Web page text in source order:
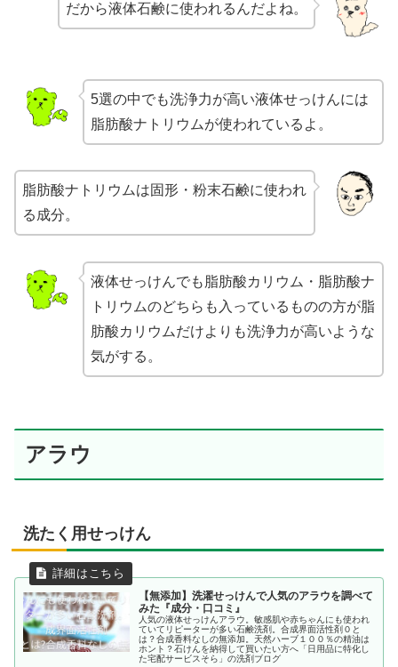
だから液体石鹸に使われるんだよね。
5選の中でも洗浄力が高い液体せっけんには
脂肪酸ナトリウムが使われているよ。
脂肪酸ナトリウムは固形・粉末石鹸に使われ
る成分。
液体せっけんでも脂肪酸カリウム・脂肪酸ナ
トリウムのどちらも入っているものの方が脂
肪酸カリウムだけよりも洗浄力が高いような
気がする。
アラウ
洗たく用せっけん
【無添加】洗濯せっけんで人気のアラウを調べて
みた『成分・口コミ』
人気の液体せっけんアラウ。敏感肌や赤ちゃんにも使われ
ていてリピーターが多い石鹸洗剤。合成界面活性剤０と
は？合成香料なしの無添加。天然ハーブ１００％の精油は
ホント？石けんを納得して買いたい方へ「日用品に特化し
た宅配サービスそら」の洗剤ブログ